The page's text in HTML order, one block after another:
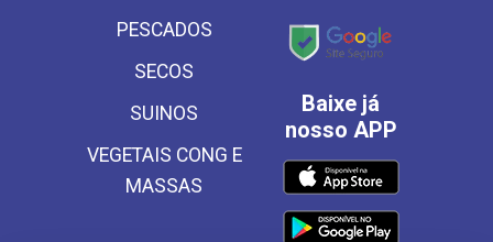
PESCADOS
SECOS
SUINOS
VEGETAIS CONG E
MASSAS
Baixe já
nosso APP